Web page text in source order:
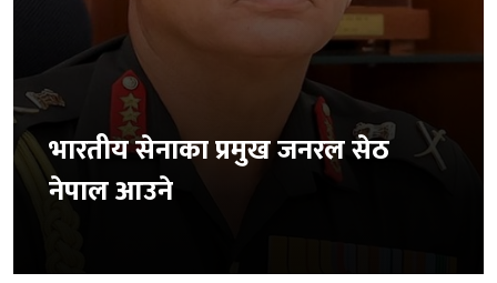
भारतीय सेनाका प्रमुख जनरल सेठ
नेपाल आउने